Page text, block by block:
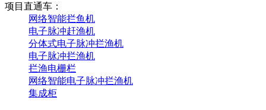
项目直通车：
网络智能拦鱼机
电子脉冲赶渔机
分体式电子脉冲拦渔机
电子脉冲拦渔机
拦渔电栅栏
网络智能电子脉冲拦渔机
集成柜